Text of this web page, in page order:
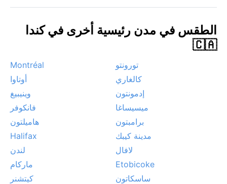
الطقس في مدن رئيسية أخرى في كندا
🇨🇦
تورونتو
Montréal
كالغاري
أوتاوا
إدمونتون
وينيبيغ
ميسيساغا
فانكوفر
برامبتون
هاميلتون
مدينة كيبك
Halifax
لافال
لندن
Etobicoke
ماركام
ساسكاتون
كيتشنر